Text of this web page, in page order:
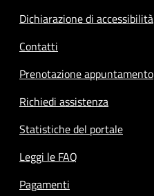
Dichiarazione di accessibilità
Contatti
Prenotazione appuntamento
Richiedi assistenza
Statistiche del portale
Leggi le FAQ
Pagamenti